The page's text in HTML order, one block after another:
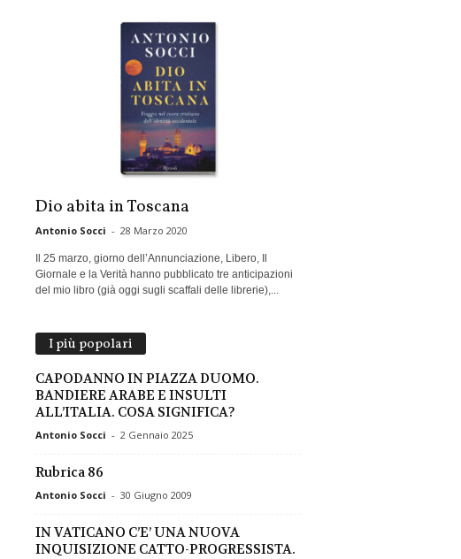
Dio abita in Toscana
Antonio Socci - 28 Marzo 2020
Il 25 marzo, giorno dell’Annunciazione, Libero, Il
Giornale e la Verità hanno pubblicato tre anticipazioni
del mio libro (già oggi sugli scaffali delle librerie),...
I più popolari
CAPODANNO IN PIAZZA DUOMO.
BANDIERE ARABE E INSULTI
ALL’ITALIA. COSA SIGNIFICA?
Antonio Socci - 2 Gennaio 2025
Rubrica 86
Antonio Socci - 30 Giugno 2009
IN VATICANO C’E’ UNA NUOVA
INQUISIZIONE CATTO-PROGRESSISTA.